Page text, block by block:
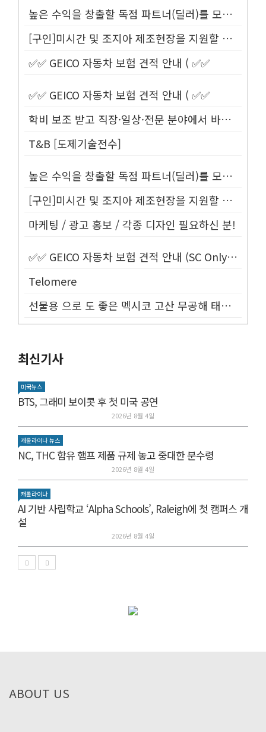
높은 수익을 창출할 독점 파트너(딜러)를 모십니다.
[구인]미시간 및 조지아 제조현장을 지원할 Customer Service...
✅✅ GEICO 자동차 보험 견적 안내 ( ✅✅
✅✅ GEICO 자동차 보험 견적 안내 ( ✅✅
학비 보조 받고 직장·일상·전문 분야에서 바로 사용할 수 있는 영어 배우...
T&B [도제기술전수]
높은 수익을 창출할 독점 파트너(딜러)를 모십니다.
[구인]미시간 및 조지아 제조현장을 지원할 Customer Service...
마케팅 / 광고 홍보 / 각종 디자인 필요하신 분!
✅✅ GEICO 자동차 보험 견적 안내 (SC Only) ✅✅
Telomere
선물용 으로 도 좋은 멕시코 고산 무공해 태양초 고추가루!
최신기사
미국뉴스
BTS, 그래미 보이콧 후 첫 미국 공연
2026년 8월 4일
캐롤라이나 뉴스
NC, THC 함유 햄프 제품 규제 놓고 중대한 분수령
2026년 8월 4일
캐롤라이나
AI 기반 사립학교 ‘Alpha Schools’, Raleigh에 첫 캠퍼스 개
설
2026년 8월 4일
ABOUT US